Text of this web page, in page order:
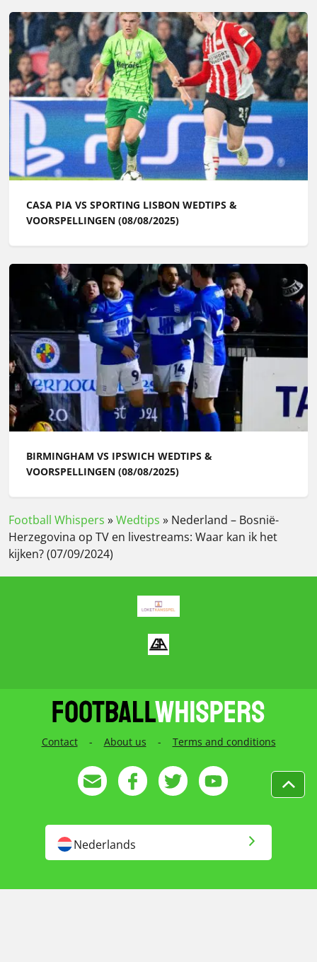
CASA PIA VS SPORTING LISBON WEDTIPS &
VOORSPELLINGEN (08/08/2025)
BIRMINGHAM VS IPSWICH WEDTIPS &
VOORSPELLINGEN (08/08/2025)
Football Whispers »Wedtips » Nederland – Bosnië-
Herzegovina op TV en livestreams: Waar kan ik het
kijken? (07/09/2024)
Contact - About us - Terms and conditions
Nederlands